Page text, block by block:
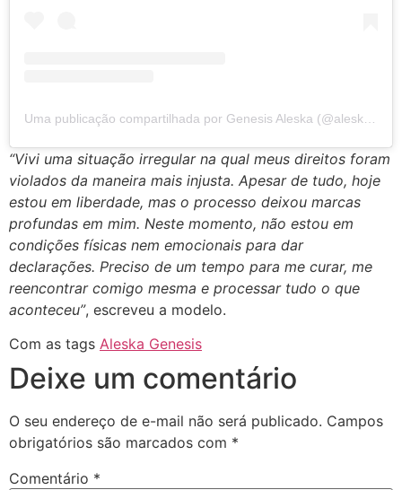
“Vivi uma situação irregular na qual meus direitos foram
violados da maneira mais injusta. Apesar de tudo, hoje
estou em liberdade, mas o processo deixou marcas
profundas em mim. Neste momento, não estou em
condições físicas nem emocionais para dar
declarações. Preciso de um tempo para me curar, me
reencontrar comigo mesma e processar tudo o que
aconteceu”, escreveu a modelo.
Com as tags Aleska Genesis
Deixe um comentário
O seu endereço de e-mail não será publicado. Campos
obrigatórios são marcados com *
Comentário *